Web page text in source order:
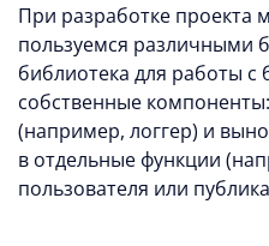
При разработке проекта
пользуемся различными
библиотека для работы
собственные
(например, логгер) и
в отдельные функции
пользователя или